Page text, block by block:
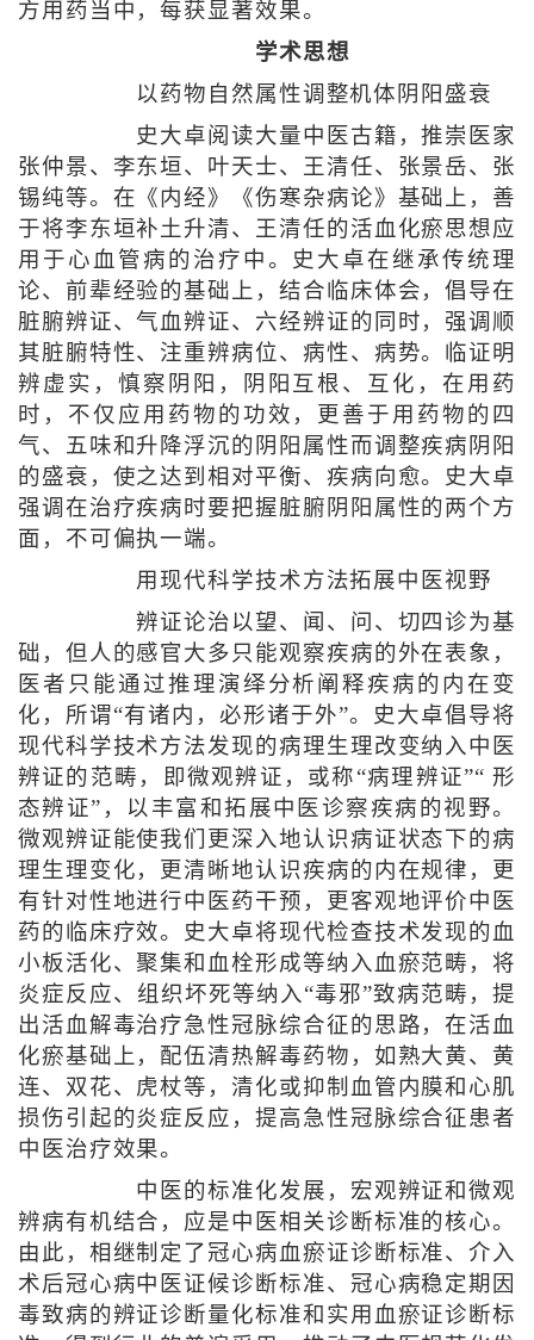
方用药当中，每获显著效果。
学术思想
以药物自然属性调整机体阴阳盛衰
史大卓阅读大量中医古籍，推崇医家
张仲景、李东垣、叶天士、王清任、张景岳、张
锡纯等。在《内经》《伤寒杂病论》基础上，善
于将李东垣补土升清、王清任的活血化瘀思想应
用于心血管病的治疗中。史大卓在继承传统理
论、前辈经验的基础上，结合临床体会，倡导在
脏腑辨证、气血辨证、六经辨证的同时，强调顺
其脏腑特性、注重辨病位、病性、病势。临证明
辨虚实，慎察阴阳，阴阳互根、互化，在用药
时，不仅应用药物的功效，更善于用药物的四
气、五味和升降浮沉的阴阳属性而调整疾病阴阳
的盛衰，使之达到相对平衡、疾病向愈。史大卓
强调在治疗疾病时要把握脏腑阴阳属性的两个方
面，不可偏执一端。
用现代科学技术方法拓展中医视野
辨证论治以望、闻、问、切四诊为基
础，但人的感官大多只能观察疾病的外在表象，
医者只能通过推理演绎分析阐释疾病的内在变
化，所谓“有诸内，必形诸于外”。史大卓倡导将
现代科学技术方法发现的病理生理改变纳入中医
辨证的范畴，即微观辨证，或称“病理辨证”“ 形
态辨证”，以丰富和拓展中医诊察疾病的视野。
微观辨证能使我们更深入地认识病证状态下的病
理生理变化，更清晰地认识疾病的内在规律，更
有针对性地进行中医药干预，更客观地评价中医
药的临床疗效。史大卓将现代检查技术发现的血
小板活化、聚集和血栓形成等纳入血瘀范畴，将
炎症反应、组织坏死等纳入“毒邪”致病范畴，提
出活血解毒治疗急性冠脉综合征的思路，在活血
化瘀基础上，配伍清热解毒药物，如熟大黄、黄
连、双花、虎杖等，清化或抑制血管内膜和心肌
损伤引起的炎症反应，提高急性冠脉综合征患者
中医治疗效果。
中医的标准化发展，宏观辨证和微观
辨病有机结合，应是中医相关诊断标准的核心。
由此，相继制定了冠心病血瘀证诊断标准、介入
术后冠心病中医证候诊断标准、冠心病稳定期因
毒致病的辨证诊断量化标准和实用血瘀证诊断标